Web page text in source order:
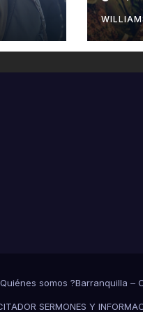
somos ?Barranquilla –
SERMONES Y